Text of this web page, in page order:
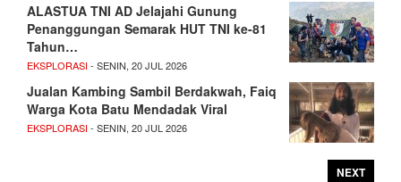
ALASTUA TNI AD Jelajahi Gunung
Penanggungan Semarak HUT TNI ke-81
Tahun…
EKSPLORASI- SENIN, 20 JUL 2026
Jualan Kambing Sambil Berdakwah, Faiq
Warga Kota Batu Mendadak Viral
EKSPLORASI- SENIN, 20 JUL 2026
NEXT